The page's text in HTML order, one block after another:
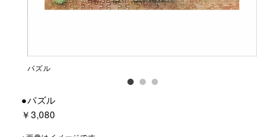
パズル
●パズル
￥3,080